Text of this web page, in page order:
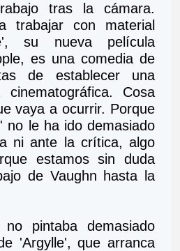
tras la cámara.
trabajar con material
su nueva película
es una comedia de
de establecer una
cinematográfica. Cosa
vaya a ocurrir. Porque
no le ha ido demasiado
ni ante la crítica, algo
estamos sin duda
de Vaughn hasta la
pintaba demasiado
'Argylle', que arranca